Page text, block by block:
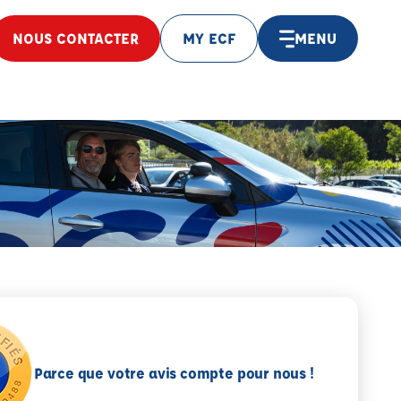
NOUS CONTACTER MY ECF MENU
Parce que votre avis compte pour nous !